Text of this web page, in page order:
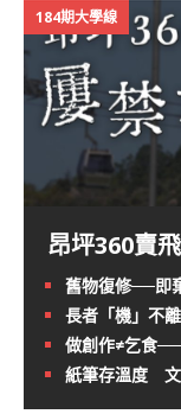
184期大學線
昂坪360賣
舊物復修──即
長者「機」不
做創作≠乞食
紙筆存溫度 文